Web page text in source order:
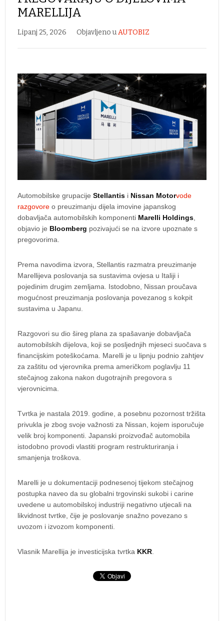
MARELLIJA
Lipanj 25, 2026 Objavljeno uAUTOBIZ
Automobilske grupacije Stellantis i Nissan Motorvode
razgovore o preuzimanju dijela imovine japanskog
dobavljača automobilskih komponenti Marelli Holdings
objavio je Bloomberg pozivajući se na izvore upoznate s
pregovorima.
Prema navodima izvora, Stellantis razmatra preuzimanje
Marellijeva poslovanja sa sustavima ovjesa u Italiji i
pojedinim drugim zemljama. Istodobno, Nissan proučava
mogućnost preuzimanja poslovanja povezanog s kokpit
sustavima u Japanu.
Razgovori su dio šireg plana za spašavanje dobavljača
automobilskih dijelova, koji se posljednjih mjeseci suočava s
financijskim poteškoćama. Marelli je u lipnju podnio zahtjev
za zaštitu od vjerovnika prema američkom poglavlju 11
stečajnog zakona nakon dugotrajnih pregovora s
vjerovnicima.
Tvrtka je nastala 2019. godine, a posebnu pozornost tržišta
privukla je zbog svoje važnosti za Nissan, kojem isporučuje
velik broj komponenti. Japanski proizvođač automobila
istodobno provodi vlastiti program restrukturiranja i
smanjenja troškova.
Marelli je u dokumentaciji podnesenoj tijekom stečajnog
postupka naveo da su globalni trgovinski sukobi i carine
uvedene u automobilskoj industriji negativno utjecali na
likvidnost tvrtke, čije je poslovanje snažno povezano s
uvozom i izvozom komponenti.
Vlasnik Marellija je investicijska tvrtka KKR